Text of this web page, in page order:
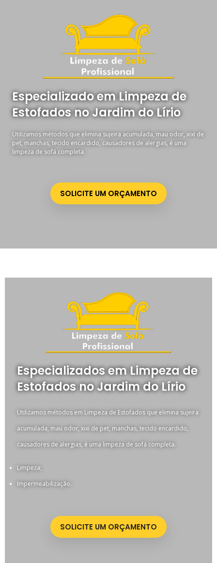
Especializado em Limpeza de
Estofados no Jardim do Lírio
Utilizamos métodos que elimina sujeira acumulada, mau odor, xixi de
pet, manchas, tecido encardido, causadores de alergias, é uma
limpeza de sofá completa.
SOLICITE UM ORÇAMENTO
Especializados em Limpeza de
Estofados no Jardim do Lírio
Utilizamos métodos em Limpeza de Estofados que elimina sujeira
acumulada, mau odor, xixi de pet, manchas, tecido encardido,
causadores de alergias, é uma limpeza de sofá completa.
Limpeza;
Impermeabilização.
SOLICITE UM ORÇAMENTO